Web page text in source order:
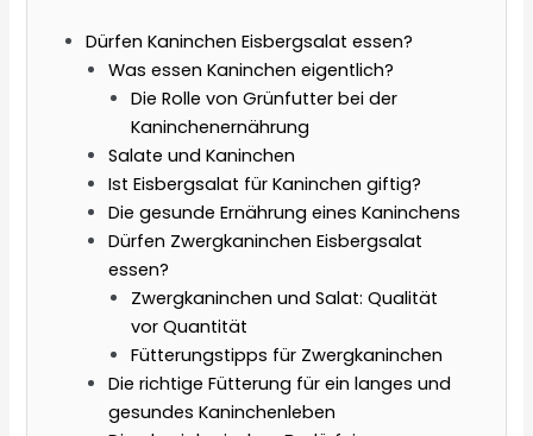
Dürfen Kaninchen Eisbergsalat essen?
Was essen Kaninchen eigentlich?
Die Rolle von Grünfutter bei der
Kaninchenernährung
Salate und Kaninchen
Ist Eisbergsalat für Kaninchen giftig?
Die gesunde Ernährung eines Kaninchens
Dürfen Zwergkaninchen Eisbergsalat
essen?
Zwergkaninchen und Salat: Qualität
vor Quantität
Fütterungstipps für Zwergkaninchen
Die richtige Fütterung für ein langes und
gesundes Kaninchenleben